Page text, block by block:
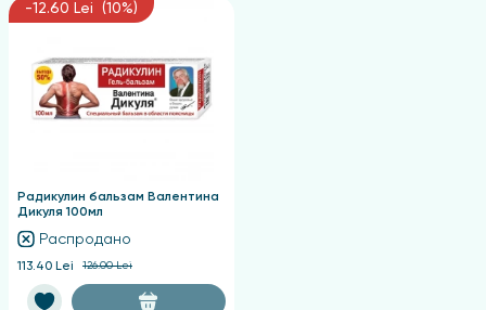
-12.60 Lei (10%)
Радикулин бальзам Валентина
Дикуля 100мл
Распродано
113.40 Lei 126.00 Lei